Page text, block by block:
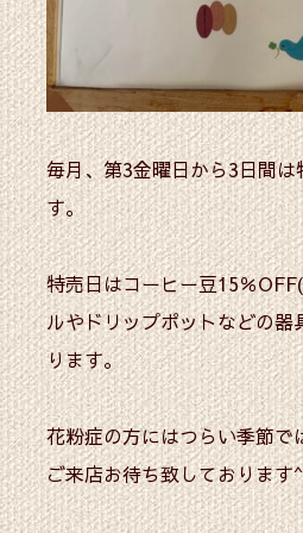
毎月、第3金曜日から3日間
す。
特売日はコーヒー豆15％
ルやドリップポットなどの器
ります。
花粉症の方にはつらい季節で
ご来店お待ち致しております